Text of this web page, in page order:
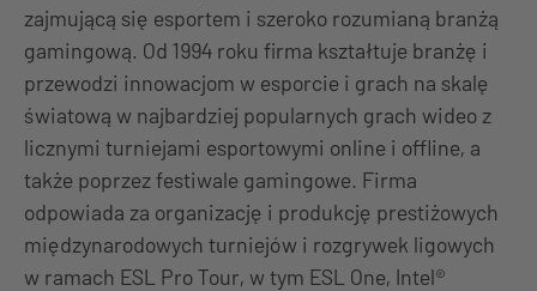
zajmującą się esportem i szeroko rozumianą branżą
gamingową. Od 1994 roku firma kształtuje branżę i
przewodzi innowacjom w esporcie i grach na skalę
światową w najbardziej popularnych grach wideo z
licznymi turniejami esportowymi online i offline, a
także poprzez festiwale gamingowe. Firma
odpowiada za organizację i produkcję prestiżowych
międzynarodowych turniejów i rozgrywek ligowych
w ramach ESL Pro Tour, w tym ESL One, Intel®